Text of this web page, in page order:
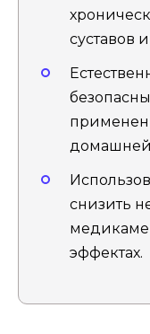
суставов
домашней
снизить
эффектах.